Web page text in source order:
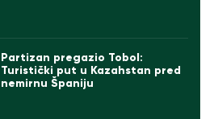
Partizan pregazio Tobol:
Turistički put u Kazahstan pred
nemirnu Španiju